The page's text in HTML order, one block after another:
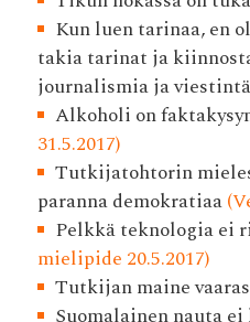
Kun luen tarinaa, en
takia tarinat ja
journalismia ja
Alkoholi on
31.5.2017)
Tutkijatohtorin
paranna demokratiaa
Pelkkä teknologia ei
mielipide 20.5.2017)
Tutkijan maine